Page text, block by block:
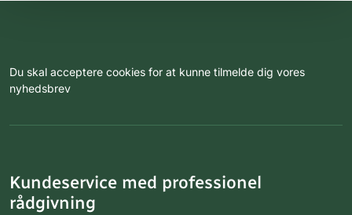
Du skal acceptere cookies for at kunne tilmelde dig vores
nyhedsbrev
Kundeservice med professionel
rådgivning